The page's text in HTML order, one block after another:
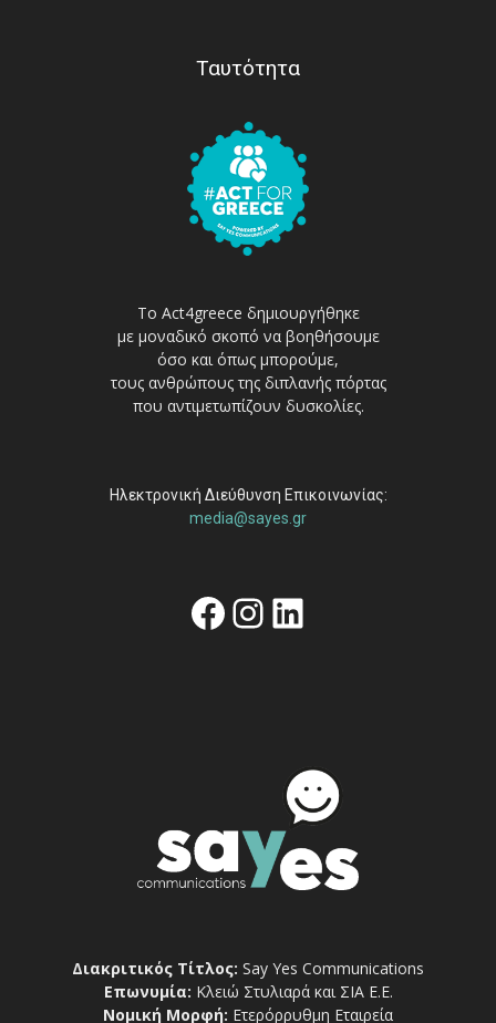
Ταυτότητα
Το Act4greece δημιουργήθηκε
με μοναδικό σκοπό να βοηθήσουμε
όσο και όπως μπορούμε,
τους ανθρώπους της διπλανής πόρτας
που αντιμετωπίζουν δυσκολίες.
Ηλεκτρονική Διεύθυνση Επικοινωνίας:
media@sayes.gr
Facebook
Instagram
Linkedin
Διακριτικός Τίτλος: Say Yes Communications
Επωνυμία: Κλειώ Στυλιαρά και ΣΙΑ Ε.Ε.
Νομική Μορφή: Ετερόρρυθμη Εταιρεία